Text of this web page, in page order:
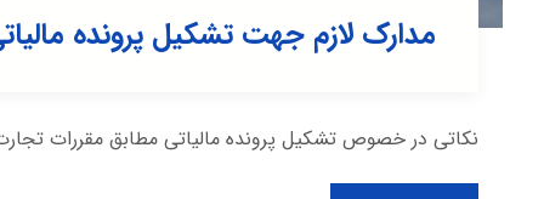
مدارک لازم جهت تشکیل پرونده
نکاتی در خصوص تشکیل پرونده مالیاتی مطابق مقررات